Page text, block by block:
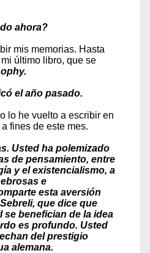
ahora?
mis memorias. Hasta
último libro, que se
el año pasado.
lo he vuelto a escribir en
fines de este mes.
Usted ha polemizado
de pensamiento, entre
y el existencialismo, a
e
esta aversión
que dice que
se benefician de la idea
es profundo. Usted
del prestigio
alemana.